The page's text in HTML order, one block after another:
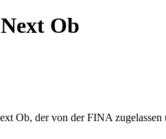
Ob
Ob, der von der FINA